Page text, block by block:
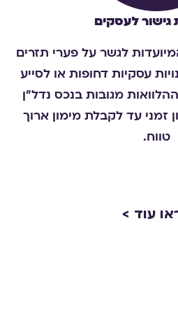
גישור לעסקים
לגשר על פערי תזרים
עסקיות דחופות או לסייע
מגובות בנכס נדל"ן
זמני עד לקבלת מימון ארוך
טווח.
עוד >